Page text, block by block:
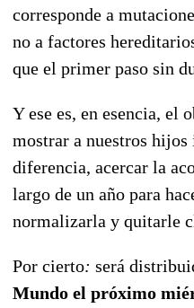
corresponde a
no a factores
que el primer paso sin
Y ese es, en esencia, el
mostrar a nuestros hijos
diferencia, acercar la
largo de un año para
normalizarla y quitarle
Por cierto: será
Mundo el próximo